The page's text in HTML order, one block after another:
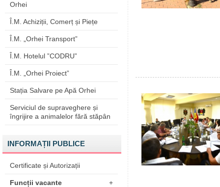
Orhei
Î.M. Achiziții, Comerț și Piețe
Î.M. „Orhei Transport”
Î.M. Hotelul ”CODRU”
Î.M. „Orhei Proiect”
Stația Salvare pe Apă Orhei
Serviciul de supraveghere și
îngrijire a animalelor fără stăpân
INFORMAȚII PUBLICE
Certificate și Autorizații
Funcții vacante +